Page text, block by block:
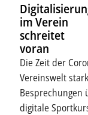
im Verein
schreitet
voran
Die Zeit der
Vereinswelt
Besprechungen
digitale